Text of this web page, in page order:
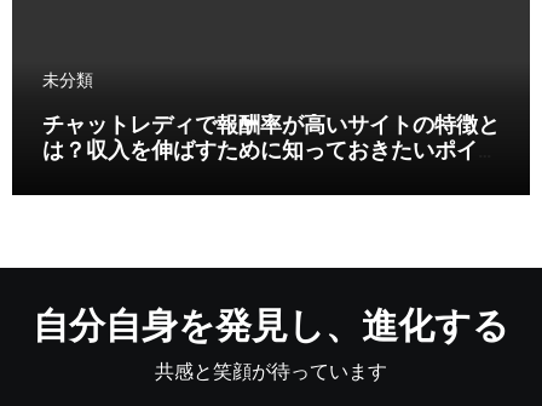
未分類
チャットレディで報酬率が高いサイトの特徴と
は？収入を伸ばすために知っておきたいポイン
自分自身を発見し、進化する
共感と笑顔が待っています